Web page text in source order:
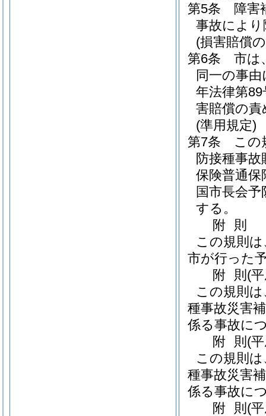
第5条
障害
事故によ
(損害賠償
第6条
市は
同一の事
年法律第89
害賠償の
(準用規定)
第7条
この
防接種事
保険普通保
国市長会
する。
附 則
この規則
市が行った
附 則 (
この規則
種事故災害
係る事故に
附 則 (
この規則
種事故災害
係る事故に
附 則 (